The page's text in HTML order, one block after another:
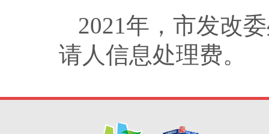
2021年，市发改
请人信息处理费。